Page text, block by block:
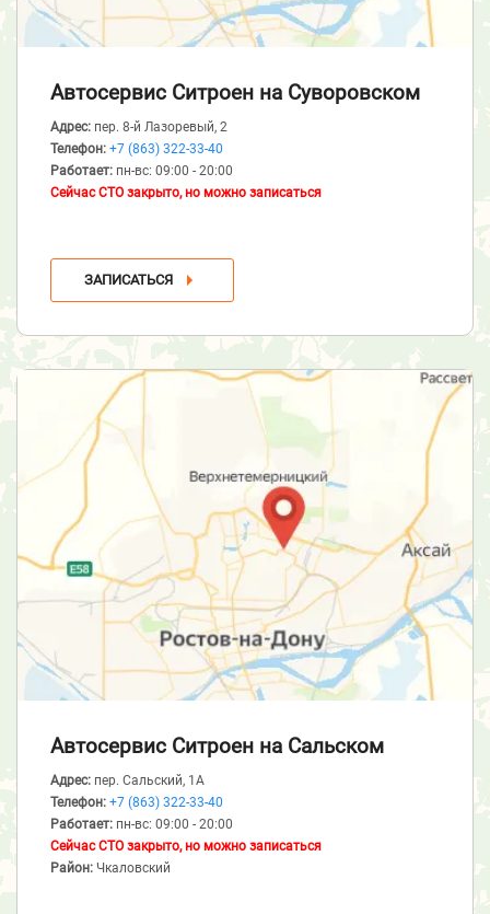
Автосервис Ситроен на Суворовском
Адрес: пер. 8-й Лазоревый, 2
Телефон: +7 (863) 322-33-40
Работает: пн-вс: 09:00 - 20:00
Сейчас СТО закрыто, но можно записаться
ЗАПИСАТЬСЯ
Автосервис Ситроен на Сальском
Адрес: пер. Сальский, 1А
Телефон: +7 (863) 322-33-40
Работает: пн-вс: 09:00 - 20:00
Сейчас СТО закрыто, но можно записаться
Район: Чкаловский